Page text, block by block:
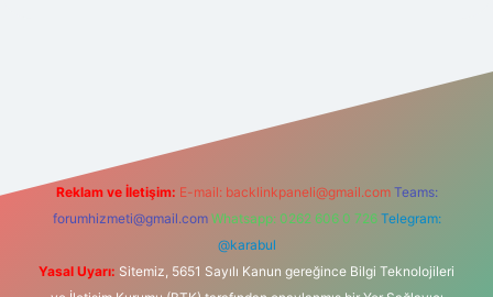
Reklam ve İletişim: E-mail: backlinkpaneli@gmail.com Teams:
forumhizmeti@gmail.com Whatsapp: 0262 606 0 726 Telegram:
@karabul
Yasal Uyarı: Sitemiz, 5651 Sayılı Kanun gereğince Bilgi Teknolojileri